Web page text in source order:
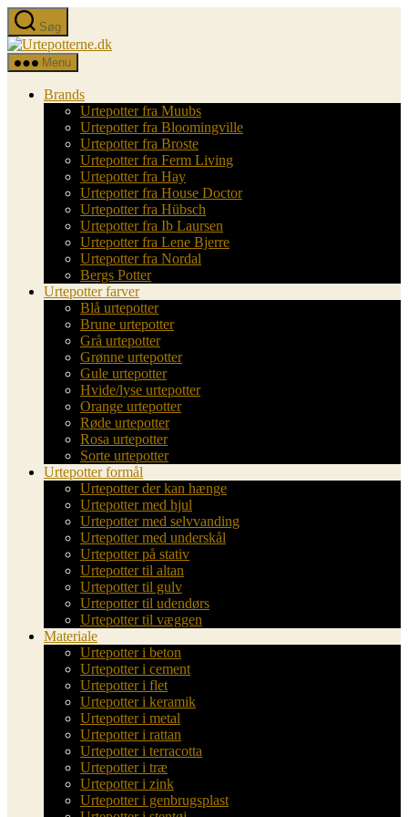
Spring
til
indholdet
Søg
Urtepotterne.dk
Menu
Brands
Urtepotter fra Muubs
Urtepotter fra Bloomingville
Urtepotter fra Broste
Urtepotter fra Ferm Living
Urtepotter fra Hay
Urtepotter fra House Doctor
Urtepotter fra Hübsch
Urtepotter fra Ib Laursen
Urtepotter fra Lene Bjerre
Urtepotter fra Nordal
Bergs Potter
Urtepotter farver
Blå urtepotter
Brune urtepotter
Grå urtepotter
Grønne urtepotter
Gule urtepotter
Hvide/lyse urtepotter
Orange urtepotter
Røde urtepotter
Rosa urtepotter
Sorte urtepotter
Urtepotter formål
Urtepotter der kan hænge
Urtepotter med hjul
Urtepotter med selvvanding
Urtepotter med underskål
Urtepotter på stativ
Urtepotter til altan
Urtepotter til gulv
Urtepotter til udendørs
Urtepotter til væggen
Materiale
Urtepotter i beton
Urtepotter i cement
Urtepotter i flet
Urtepotter i keramik
Urtepotter i metal
Urtepotter i rattan
Urtepotter i terracotta
Urtepotter i træ
Urtepotter i zink
Urtepotter i genbrugsplast